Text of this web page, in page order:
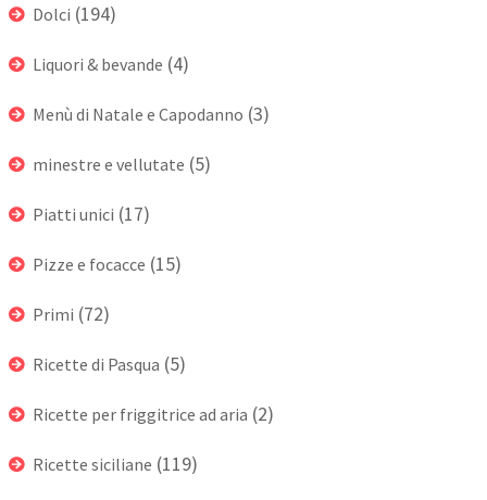
Dolci (194)
Liquori & bevande (4)
Menù di Natale e Capodanno (3)
minestre e vellutate (5)
Piatti unici (17)
Pizze e focacce (15)
Primi (72)
Ricette di Pasqua (5)
Ricette per friggitrice ad aria (2)
Ricette siciliane (119)